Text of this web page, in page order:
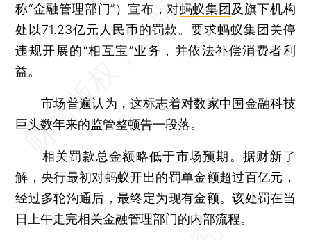
称“金融管理部门”）宣布，对蚂蚁集团及旗下机构
处以71.23亿元人民币的罚款。要求蚂蚁集团关停
违规开展的“相互宝”业务，并依法补偿消费者利
益。
市场普遍认为，这标志着对数家中国金融科技
巨头数年来的监管整顿告一段落。
相关罚款总金额略低于市场预期。据财新了
解，央行最初对蚂蚁开出的罚单金额超过百亿元，
经过多轮沟通后，最终定为现有金额。该处罚在当
日上午走完相关金融管理部门的内部流程。